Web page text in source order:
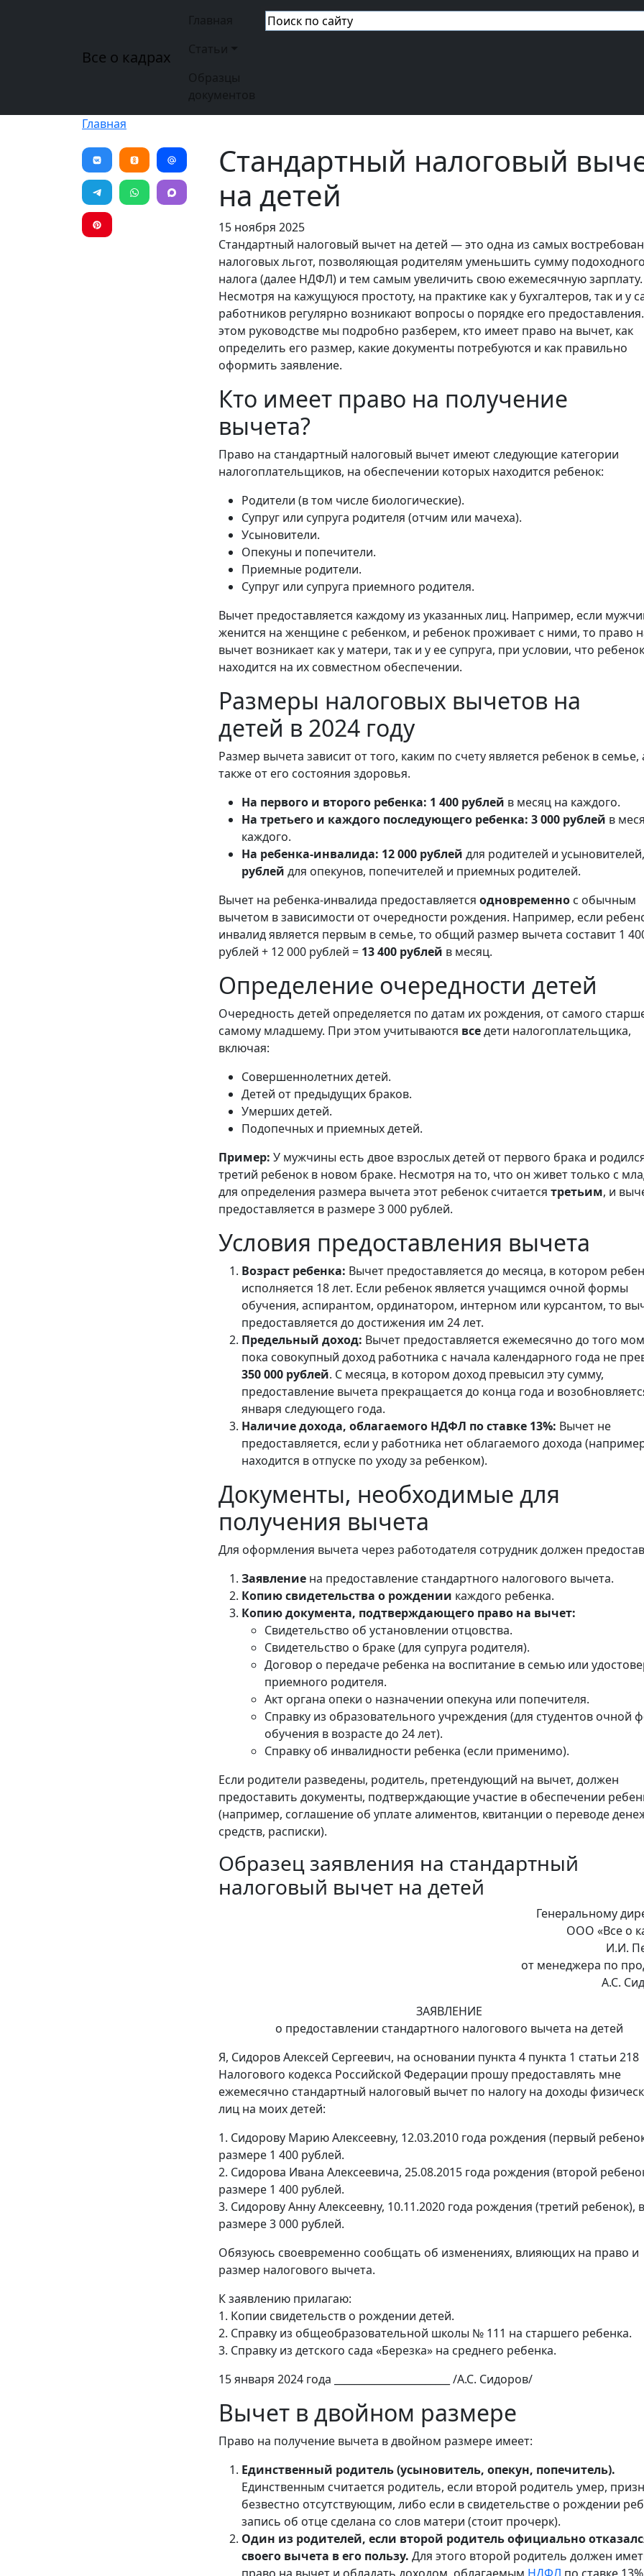
Все о кадрах
Основная навигация
Главная
Стандартный налоговый
на детей
15 ноября 2025
Стандартный налоговый вычет на детей — это одна из самых
налоговых льгот, позволяющая родителям уменьшить сумму подоходного
налога (далее НДФЛ) и тем самым увеличить свою ежемесячную зарплату.
Несмотря на кажущуюся простоту, на практике как у бухгалтеров, так и у
работников регулярно возникают вопросы о порядке его
этом руководстве мы подробно разберем, кто имеет право на вычет, как
определить его размер, какие документы потребуются и как правильно
оформить заявление.
Кто имеет право на получение
вычета?
Право на стандартный налоговый вычет имеют следующие категории
налогоплательщиков, на обеспечении которых находится ребенок:
Родители (в том числе биологические).
Супруг или супруга родителя (отчим или мачеха).
Усыновители.
Опекуны и попечители.
Приемные родители.
Супруг или супруга приемного родителя.
Вычет предоставляется каждому из указанных лиц. Например, если
женится на женщине с ребенком, и ребенок проживает с ними, то право
вычет возникает как у матери, так и у ее супруга, при условии, что ребенок
находится на их совместном обеспечении.
Размеры налоговых вычетов на
детей в 2024 году
Размер вычета зависит от того, каким по счету является ребенок в семье,
также от его состояния здоровья.
На первого и второго ребенка: 1 400 рублей в месяц на каждого.
На третьего и каждого последующего ребенка: 3 000 рублей в
каждого.
На ребенка-инвалида: 12 000 рублей для родителей и усыновителей,
рублей для опекунов, попечителей и приемных родителей.
Вычет на ребенка-инвалида предоставляется одновременно с обычным
вычетом в зависимости от очередности рождения. Например, если
инвалид является первым в семье, то общий размер вычета составит 1
рублей + 12 000 рублей = 13 400 рублей в месяц.
Определение очередности детей
Очередность детей определяется по датам их рождения, от самого
самому младшему. При этом учитываются вседети налогоплательщика,
включая:
Совершеннолетних детей.
Детей от предыдущих браков.
Умерших детей.
Подопечных и приемных детей.
Пример: У мужчины есть двое взрослых детей от первого брака и
третий ребенок в новом браке. Несмотря на то, что он живет только с
для определения размера вычета этот ребенок считается третьим, и
предоставляется в размере 3 000 рублей.
Условия предоставления вычета
Возраст ребенка: Вычет предоставляется до месяца, в котором
исполняется 18 лет. Если ребенок является учащимся очной формы
обучения, аспирантом, ординатором, интерном или курсантом, то
предоставляется до достижения им 24 лет.
Предельный доход: Вычет предоставляется ежемесячно до того
пока совокупный доход работника с начала календарного года не
350 000 рублей. С месяца, в котором доход превысил эту сумму,
предоставление вычета прекращается до конца года и
января следующего года.
Наличие дохода, облагаемого НДФЛ по ставке 13%: Вычет не
предоставляется, если у работника нет облагаемого дохода
находится в отпуске по уходу за ребенком).
Документы, необходимые для
получения вычета
Для оформления вычета через работодателя сотрудник должен
Заявление на предоставление стандартного налогового вычета.
Копию свидетельства о рождении каждого ребенка.
Копию документа, подтверждающего право на вычет:
Свидетельство об установлении отцовства.
Свидетельство о браке (для супруга родителя).
Договор о передаче ребенка на воспитание в семью или
приемного родителя.
Акт органа опеки о назначении опекуна или попечителя.
Справку из образовательного учреждения (для студентов очной
обучения в возрасте до 24 лет).
Справку об инвалидности ребенка (если применимо).
Если родители разведены, родитель, претендующий на вычет, должен
предоставить документы, подтверждающие участие в обеспечении
(например, соглашение об уплате алиментов, квитанции о переводе
средств, расписки).
Образец заявления на стандартный
налоговый вычет на детей
Генеральному
ООО «Все о
И.И.
от менеджера по
А.С.
ЗАЯВЛЕНИЕ
о предоставлении стандартного налогового вычета на детей
Я, Сидоров Алексей Сергеевич, на основании пункта 4 пункта 1 статьи 218
Налогового кодекса Российской Федерации прошу предоставлять мне
ежемесячно стандартный налоговый вычет по налогу на доходы
лиц на моих детей:
1. Сидорову Марию Алексеевну, 12.03.2010 года рождения (первый
размере 1 400 рублей.
2. Сидорова Ивана Алексеевича, 25.08.2015 года рождения (второй
размере 1 400 рублей.
3. Сидорову Анну Алексеевну, 10.11.2020 года рождения (третий ребенок), в
размере 3 000 рублей.
Обязуюсь своевременно сообщать об изменениях, влияющих на право и
размер налогового вычета.
К заявлению прилагаю:
1. Копии свидетельств о рождении детей.
2. Справку из общеобразовательной школы № 111 на старшего ребенка.
3. Справку из детского сада «Березка» на среднего ребенка.
15 января 2024 года _______________________ /А.С. Сидоров/
Вычет в двойном размере
Право на получение вычета в двойном размере имеет:
Единственный родитель (усыновитель, опекун, попечитель).
Единственным считается родитель, если второй родитель умер,
безвестно отсутствующим, либо если в свидетельстве о рождении
запись об отце сделана со слов матери (стоит прочерк).
Один из родителей, если второй родитель официально
своего вычета в его пользу. Для этого второй родитель должен